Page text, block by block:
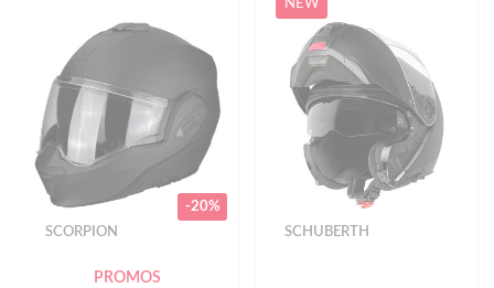
-20%
SCORPION
PROMOS
NEW
SCHUBERTH